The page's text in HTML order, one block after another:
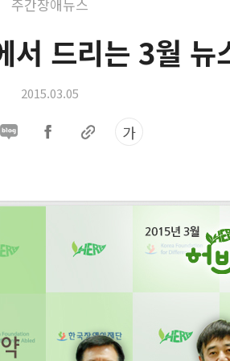
주간장애뉴스
서 드리는 3월 뉴
2015.03.05
가